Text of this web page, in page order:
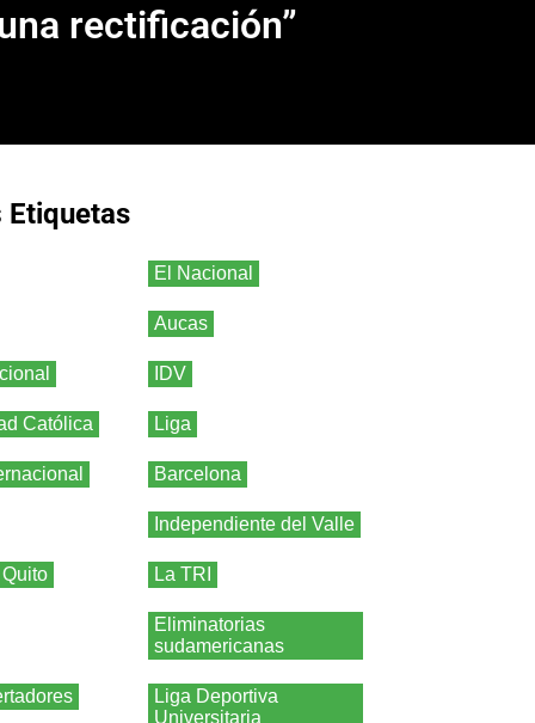
rectificación”
Etiquetas
El Nacional
Aucas
IDV
Católica Liga
Barcelona
Independiente del Valle
La TRI
Eliminatorias
sudamericanas
Liga Deportiva
Universitaria